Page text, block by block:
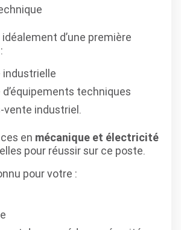
d’une première
techniques
vente industriel.
en mécanique et électricité
pour réussir sur ce poste.
pour votre :